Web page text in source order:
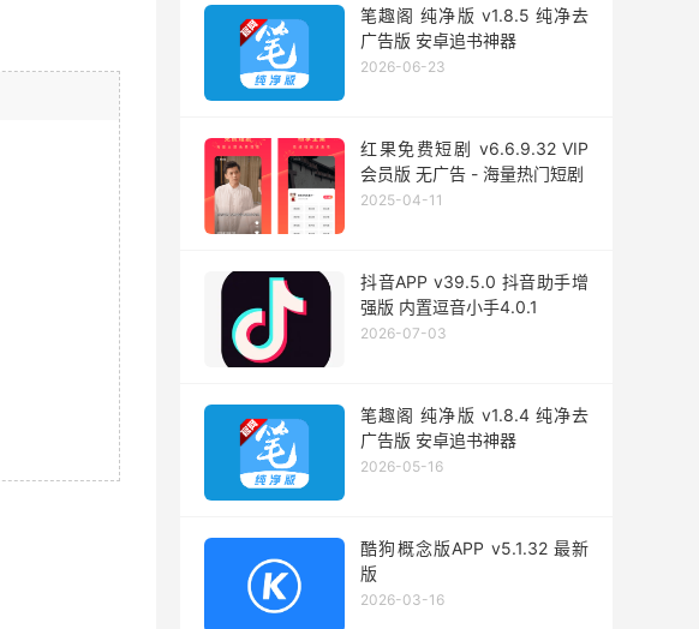
笔趣阁 纯净版 v1.8.5 纯净去
广告版 安卓追书神器
2026-06-23
红果免费短剧 v6.6.9.32 VIP
会员版 无广告 - 海量热门短剧
2025-04-11
抖音APP v39.5.0 抖音助手增
强版 内置逗音小手4.0.1
2026-07-03
笔趣阁 纯净版 v1.8.4 纯净去
广告版 安卓追书神器
2026-05-16
酷狗概念版APP v5.1.32 最新
版
2026-03-16